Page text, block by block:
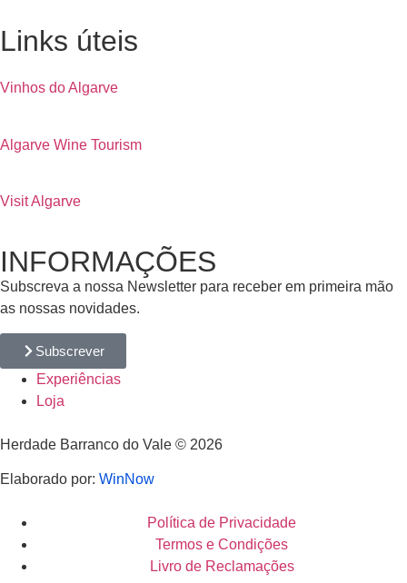
Links úteis
Vinhos do Algarve
Algarve Wine Tourism
Visit Algarve
INFORMAÇÕES
Subscreva a nossa Newsletter para receber em primeira mão
as nossas novidades.
Subscrever
Experiências
Loja
Herdade Barranco do Vale © 2026
Elaborado por: WinNow
Política de Privacidade
Termos e Condições
Livro de Reclamações